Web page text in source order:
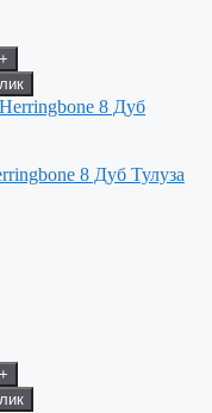
+
8 Дуб Тулуза
+